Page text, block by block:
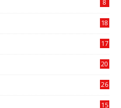
8
18
17
20
26
15